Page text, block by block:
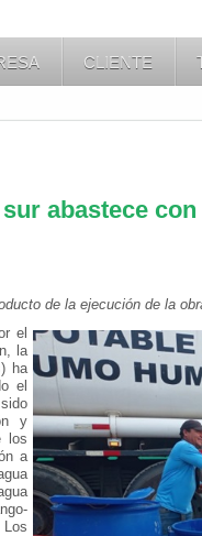
CLIENTE
abastece
de la ejecución de la
el
la
ha
el
y
los
a
Los